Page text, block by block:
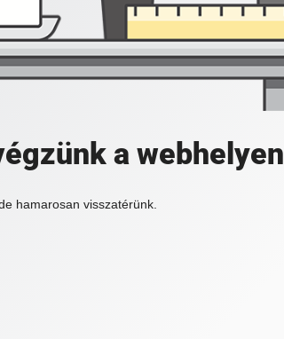
a webhelyen
hamarosan visszatérünk.